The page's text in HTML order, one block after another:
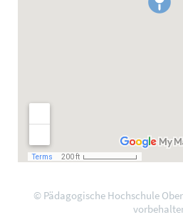
© Pädagogische Hochschule